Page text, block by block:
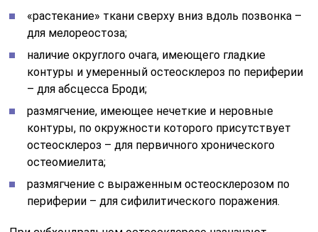
«растекание» ткани сверху вниз вдоль позвонка –
для мелореостоза;
наличие округлого очага, имеющего гладкие
контуры и умеренный остеосклероз по периферии
– для абсцесса Броди;
размягчение, имеющее нечеткие и неровные
контуры, по окружности которого присутствует
остеосклероз – для первичного хронического
остеомиелита;
размягчение с выраженным остеосклерозом по
периферии – для сифилитического поражения.